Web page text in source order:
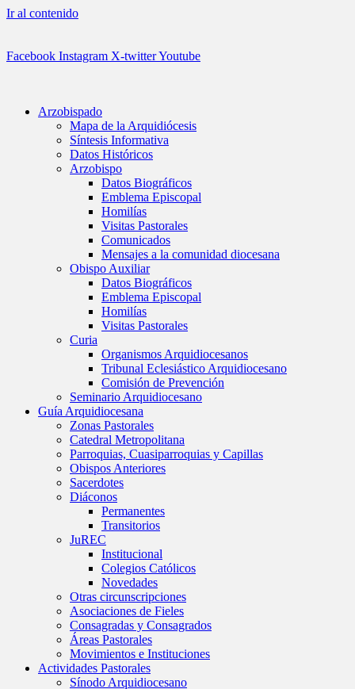
Ir al contenido
Facebook Instagram X-twitterYoutube
Arzobispado
Mapa de la Arquidiócesis
Síntesis Informativa
Datos Históricos
Arzobispo
Datos Biográficos
Emblema Episcopal
Homilías
Visitas Pastorales
Comunicados
Mensajes a la comunidad diocesana
Obispo Auxiliar
Datos Biográficos
Emblema Episcopal
Homilías
Visitas Pastorales
Curia
Organismos Arquidiocesanos
Tribunal Eclesiástico Arquidiocesano
Comisión de Prevención
Seminario Arquidiocesano
Guía Arquidiocesana
Zonas Pastorales
Catedral Metropolitana
Parroquias, Cuasiparroquias y Capillas
Obispos Anteriores
Sacerdotes
Diáconos
Permanentes
Transitorios
JuREC
Institucional
Colegios Católicos
Novedades
Otras circunscripciones
Asociaciones de Fieles
Consagradas y Consagrados
Áreas Pastorales
Movimientos e Instituciones
Actividades Pastorales
Sínodo Arquidiocesano